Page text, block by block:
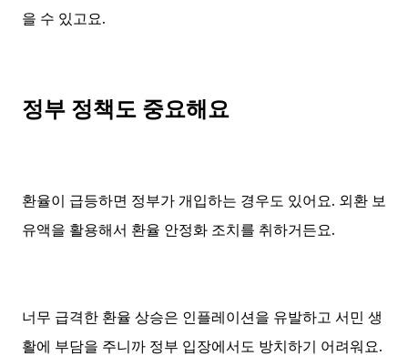
을 수 있고요.
정부 정책도 중요해요
환율이 급등하면 정부가 개입하는 경우도 있어요. 외환 보
유액을 활용해서 환율 안정화 조치를 취하거든요.
너무 급격한 환율 상승은 인플레이션을 유발하고 서민 생
활에 부담을 주니까 정부 입장에서도 방치하기 어려워요.